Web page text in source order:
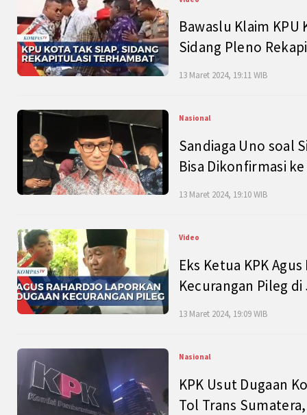
Bawaslu Klaim
Sidang Pleno
13 Maret 2024, 19:11 WIB
Nasional
Sandiaga Uno soal
Bisa Dikonfirmasi
13 Maret 2024, 19:10 WIB
Video
Eks Ketua KPK
Kecurangan Pileg
13 Maret 2024, 19:09 WIB
Nasional
KPK Usut Dugaan
Tol Trans